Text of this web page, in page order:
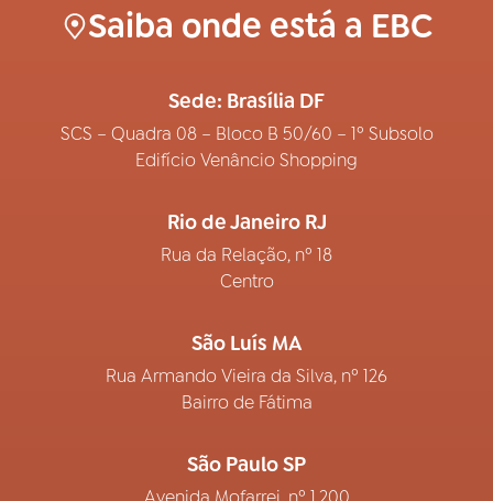
Saiba onde está a EBC
Sede: Brasília DF
SCS – Quadra 08 – Bloco B 50/60 – 1º Subsolo
Edifício Venâncio Shopping
Rio de Janeiro RJ
Rua da Relação, nº 18
Centro
São Luís MA
Rua Armando Vieira da Silva, nº 126
Bairro de Fátima
São Paulo SP